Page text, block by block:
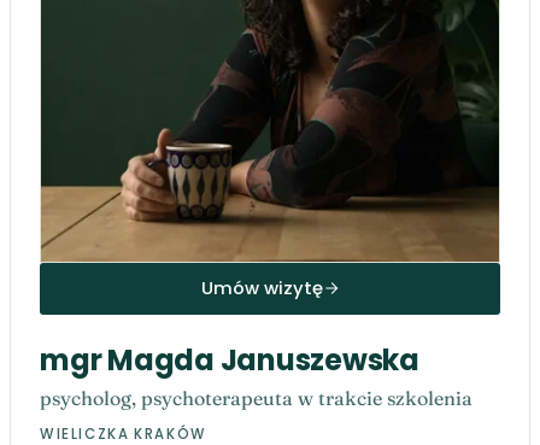
Umów wizytę
mgr Magda Januszewska
psycholog, psychoterapeuta w trakcie szkolenia
WIELICZKA·KRAKÓW